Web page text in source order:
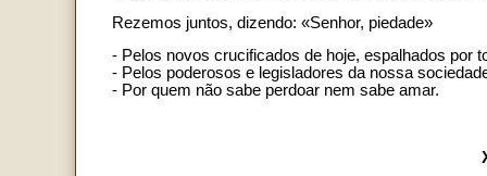
Rezemos juntos, dizendo: «Senhor, piedade»
- Pelos novos crucificados de hoje, espalhados por
- Pelos poderosos e legisladores da nossa
- Por quem não sabe perdoar nem sabe amar.